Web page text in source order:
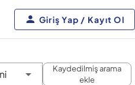
Giriş Yap / Kayıt Ol
Kaydedilmiş arama
ekle